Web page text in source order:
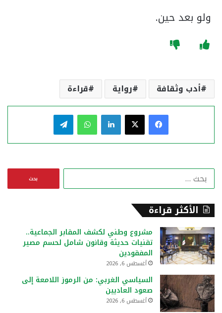
ولو بعد حين.
أدب وثقافة رواية قراءة
فيسبوك لينكدإن واتساب
ن
الأكثر قراءة
مشروع وطني لكشف المقابر الجماعية..
تقنيات حديثة وقانون شامل لحسم مصير
المفقودين
أغسطس 6, 2026
السياسي الغربي: من الرموز اللامعة إلى
صعود العاديين
أغسطس 6, 2026